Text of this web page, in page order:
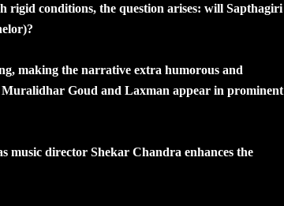
rigid conditions, the question arises: will Sapthagiri
making the narrative extra humorous and
Goud and Laxman appear in prominent
music director Shekar Chandra enhances the